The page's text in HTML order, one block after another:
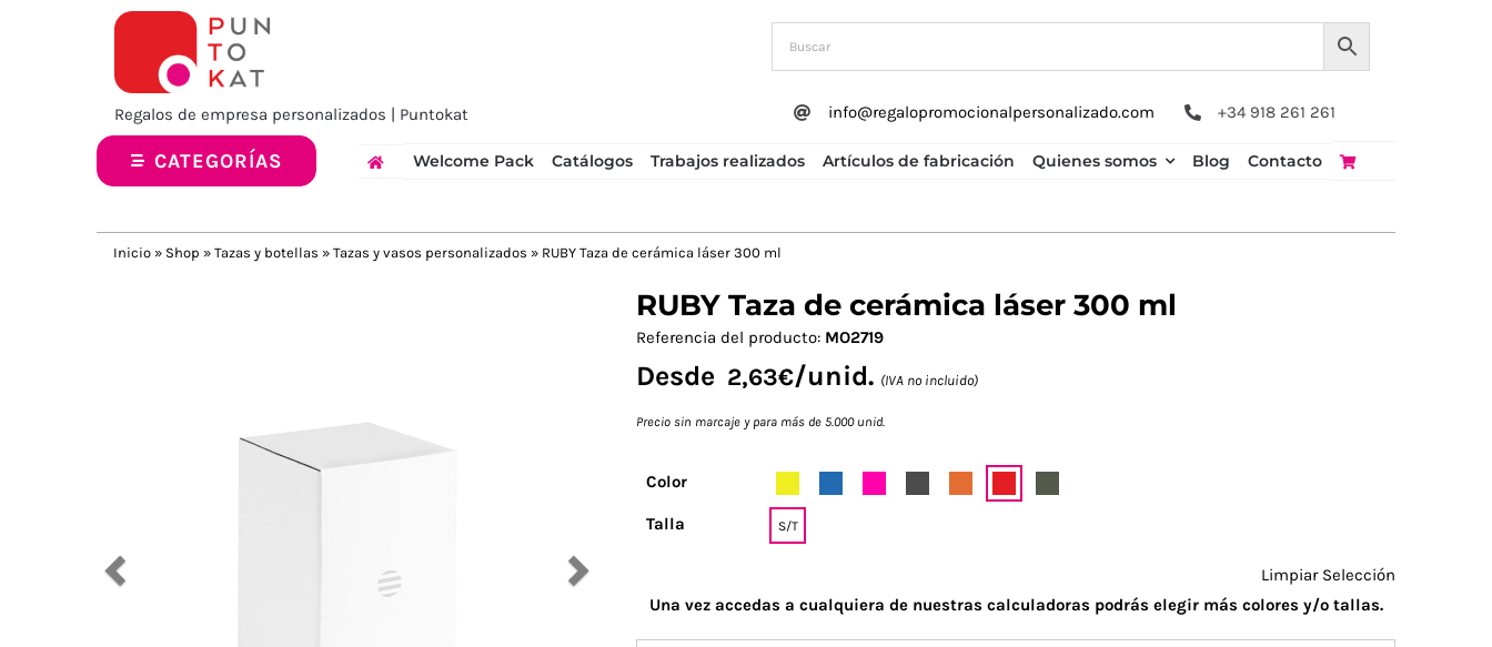
Regalos de empresa personalizados | Puntokat info@regalopromocionalpersonalizado.com +34 918 261 261
CATEGORÍAS Welcome Pack Catálogos Trabajos realizados Artículos de fabricación Quienes somos Blog Contacto
Inicio » Shop » Tazas y botellas » Tazas y vasos personalizados » RUBY Taza de cerámica láser 300 ml
RUBY Taza de cerámica láser 300 ml
Referencia del producto: MO2719
Desde 2,63€/unid. (IVA no incluido)
Precio sin marcaje y para más de 5.000 unid.
Color
Talla S/T
Limpiar Selección
Una vez accedas a cualquiera de nuestras calculadoras podrás elegir más colores y/o tallas.